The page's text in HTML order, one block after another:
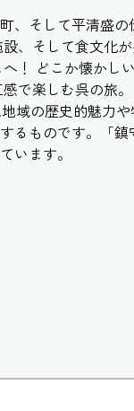
、そして平清盛
、そして食文化
！ どこか懐かし
で楽しむ呉の旅
の歴史的魅力や
るものです。「鎮
います。